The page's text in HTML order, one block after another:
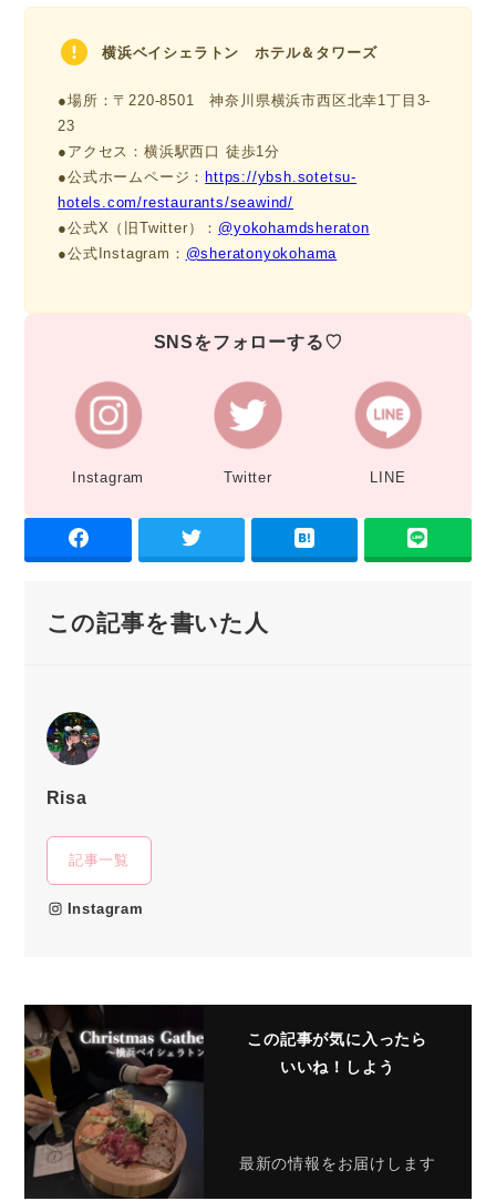
横浜ベイシェラトン ホテル＆タワーズ
●場所：〒220-8501 神奈川県横浜市西区北幸1丁目3-
23
●アクセス：横浜駅西口 徒歩1分
●公式ホームページ： https://ybsh.sotetsu-
hotels.com/restaurants/seawind/
●公式X（旧Twitter）： @yokohamdsheraton
●公式Instagram： @sheratonyokohama
SNSをフォローする♡
Instagram Twitter LINE
この記事を書いた人
Risa
記事一覧
Instagram
この記事が気に入ったら
いいね！しよう
最新の情報をお届けします